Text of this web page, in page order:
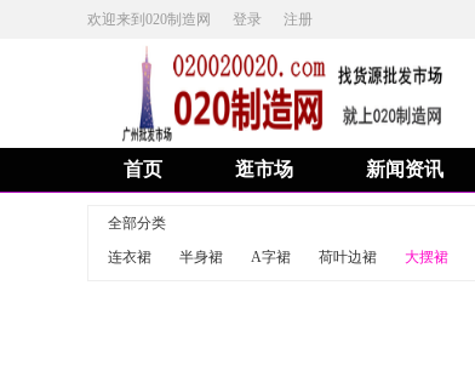
欢迎来到020制造网 登录 注册
首页 逛市场 新闻资讯
全部分类
连衣裙
半身裙 A字裙 荷叶边裙 大摆裙